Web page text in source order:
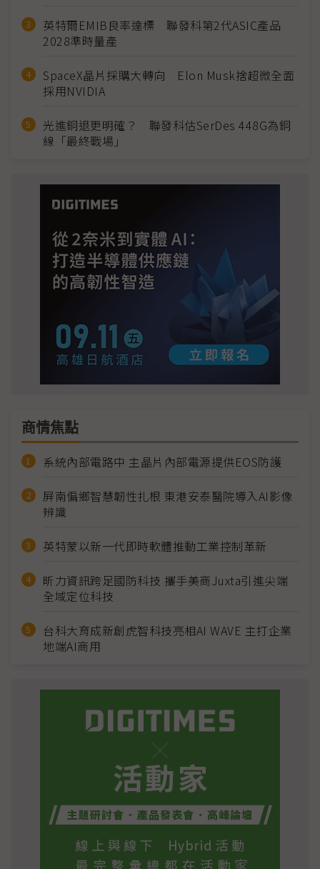
英特爾EMIB良率達標 聯發科第2代ASIC產品
2028準時量產
SpaceX晶片採購大轉向 Elon Musk捨超微全面
採用NVIDIA
光進銅退更明確？ 聯發科估SerDes 448G為銅
線「最終戰場」
商情焦點
系統內部電路中 主晶片內部電源提供EOS防護
屏南偏鄉智慧韌性扎根 東港安泰醫院導入AI影像
辨識
英特蒙以新一代即時軟體推動工業控制革新
昕力資訊跨足國防科技 攜手美商Juxta引進尖端
全域定位科技
台科大育成新創虎智科技亮相AI WAVE 主打企業
地端AI商用